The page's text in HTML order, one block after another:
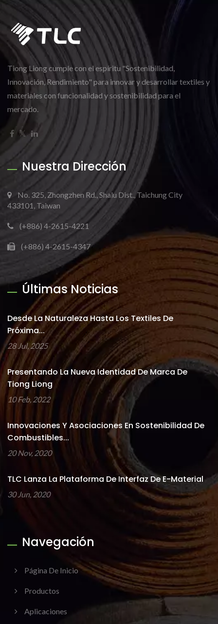
Tiong Liong cumple con el espíritu "Sostenibilidad,
Innovación, Rendimiento" para innovar y desarrollar textiles y
materiales con funcionalidad y sostenibilidad para el
mercado.
Nuestra Dirección
No. 325, Zhongzhen Rd., Shalu Dist., Taichung City
433101, Taiwan
(+886) 4-2615-4221
(+886) 4-2615-4347
Últimas Noticias
Desde La Naturaleza Hasta Los Textiles De
Próxima...
28 Jul, 2025
Presentando La Nueva Identidad De Marca De
Tiong Liong
10 Feb, 2022
Innovaciones Y Asociaciones En Sostenibilidad De
Combustibles...
20 Nov, 2020
TLC Lanza La Plataforma De Interfaz De E-Material
30 Jun, 2020
Navegación
Página De Inicio
Productos
Aplicaciones